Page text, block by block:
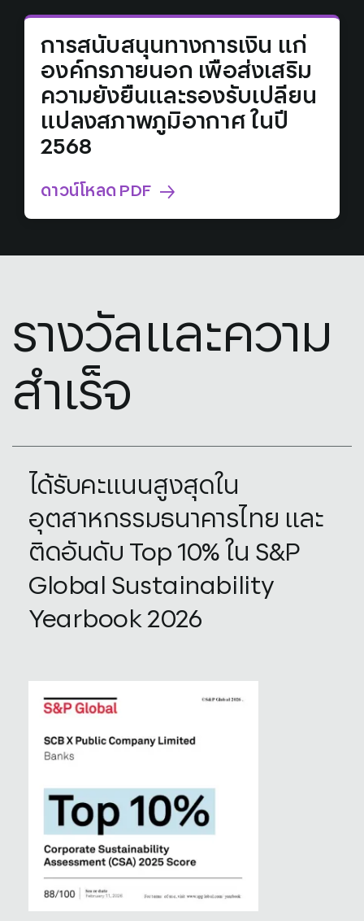
การสนับสนุนทางการเงิน แก่
องค์กรภายนอก เพือส่งเสริม
ความยังยืนและรองรับเปลียน
แปลงสภาพภูมิอากาศ ในปี
2568
ดาวน์โหลด PDF
รางวัลและความ
สำเร็จ
ได้รับคะแนนสูงสุดใน
อุตสาหกรรมธนาคารไทย และ
ติดอันดับ Top 10% ใน S&P
Global Sustainability
Yearbook 2026